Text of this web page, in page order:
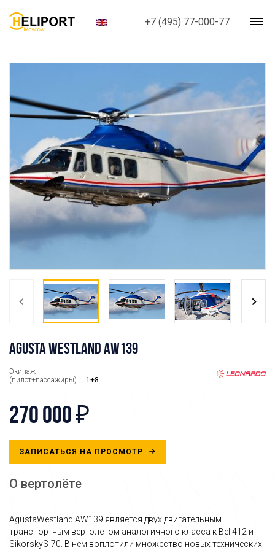
+7 (495) 77-000-77
AGUSTA WESTLAND AW139
Экипаж
(пилот+пассажиры)
1+8
270 000 ₽
ЗАПИСАТЬСЯ НА ПРОСМОТР
О вертолёте
AgustaWestland AW139 является двух двигательным
транспортным вертолетом аналогичного класса к Bell412 и
SikorskyS-70. В нем воплотили множество новых технических